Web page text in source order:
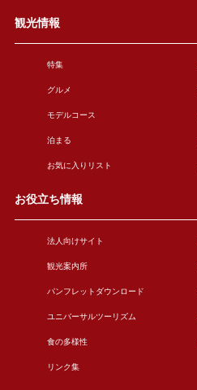
観光情報
特集
グルメ
モデルコース
泊まる
お気に入りリスト
お役立ち情報
法人向けサイト
観光案内所
パンフレットダウンロード
ユニバーサルツーリズム
食の多様性
リンク集